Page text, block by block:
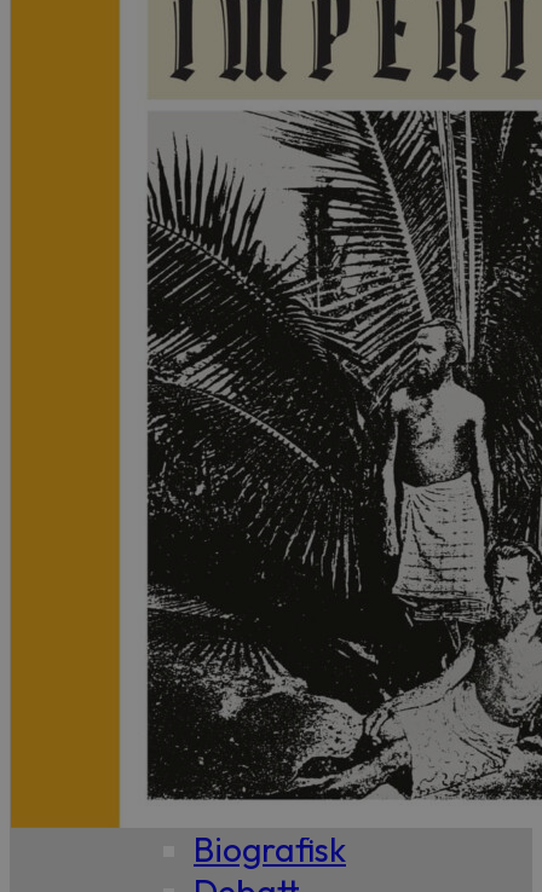
Krim
Noveller
Roman
Tegneserier
Annet
Outlet
— kvalitetslitteratur
til
99,-
Forfattere
Våre
utvalgte
Våre
bøker
Sakprosa
Biografisk